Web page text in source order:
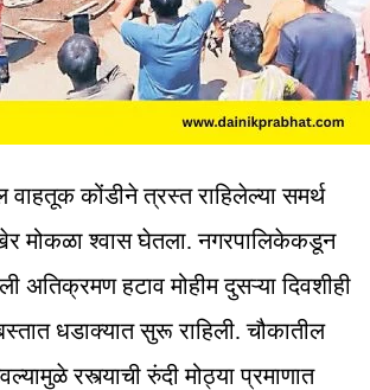
वाहतूक कोंडीने त्रस्त राहिलेल्या समर्थ
मोकळा श्‍वास घेतला. नगरपालिकेकडून
हटाव मोहीम दुसऱ्या दिवशीही
धडाक्यात सुरू राहिली. चौकातील
रस्त्याची रुंदी मोठ्या प्रमाणात